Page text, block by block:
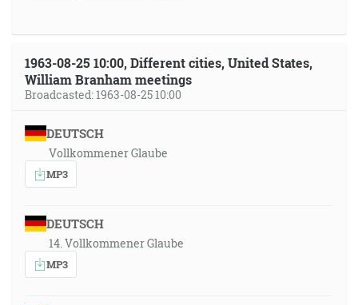
1963-08-25 10:00, Different cities, United States,
William Branham meetings
Broadcasted: 1963-08-25 10:00
DEUTSCH
Vollkommener Glaube
MP3
DEUTSCH
14. Vollkommener Glaube
MP3